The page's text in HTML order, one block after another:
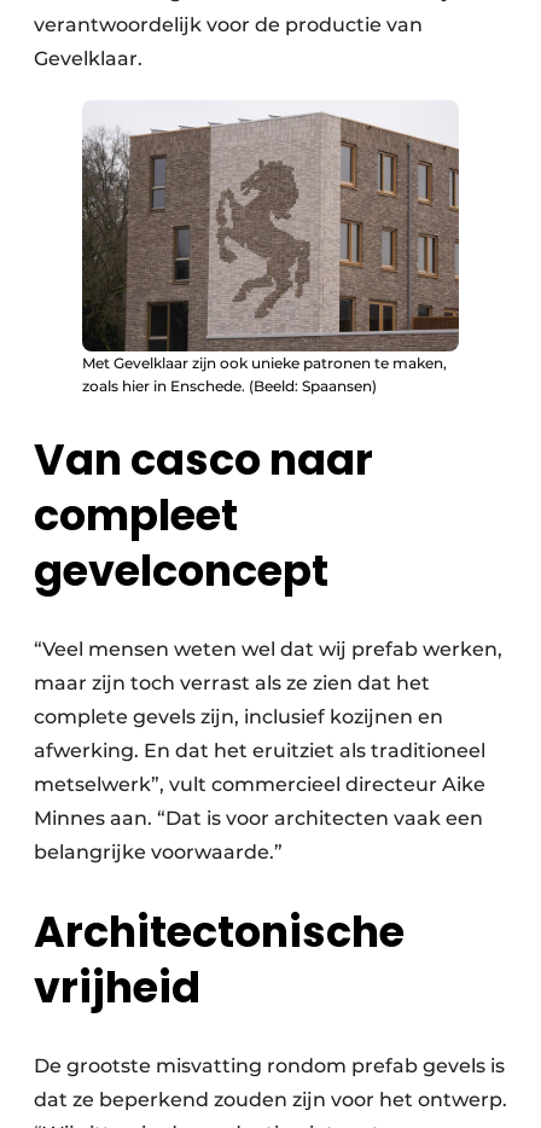
verantwoordelijk voor de productie van
Gevelklaar.
Met Gevelklaar zijn ook unieke patronen te maken,
zoals hier in Enschede. (Beeld: Spaansen)
Van casco naar
compleet
gevelconcept
“Veel mensen weten wel dat wij prefab werken,
maar zijn toch verrast als ze zien dat het
complete gevels zijn, inclusief kozijnen en
afwerking. En dat het eruitziet als traditioneel
metselwerk”, vult commercieel directeur Aike
Minnes aan. “Dat is voor architecten vaak een
belangrijke voorwaarde.”
Architectonische
vrijheid
De grootste misvatting rondom prefab gevels is
dat ze beperkend zouden zijn voor het ontwerp.